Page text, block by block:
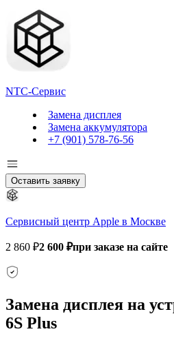
NTC-Сервис
Замена дисплея
Замена аккумулятора
+7 (901) 578-76-56
Оставить заявку
Сервисный центр Apple в Москве
2 860 ₽2 600 ₽при заказе на сайте
Замена дисплея на
6S Plus